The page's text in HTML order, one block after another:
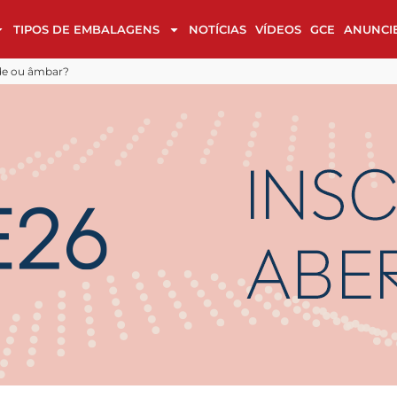
TIPOS DE EMBALAGENS NOTÍCIAS VÍDEOS GCE
de Embalagem na reta final
inovação aos brand owners